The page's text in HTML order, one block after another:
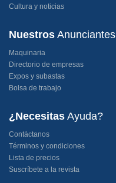
Cultura y noticias
Nuestros Anunciantes
Maquinaria
Directorio de empresas
Expos y subastas
Bolsa de trabajo
¿Necesitas Ayuda?
Contáctanos
Términos y condiciones
Lista de precios
Suscríbete a la revista